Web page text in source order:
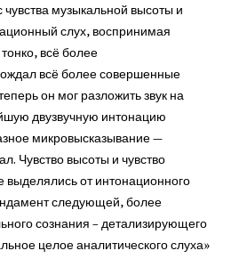
музыкальной высоты и
слух, воспринимая
всё более
всё более совершенные
он мог разложить звук на
двузвучную интонацию
микровысказывание —
Чувство высоты и чувство
выделялись от интонационного
следующей, более
сознания – детализирующего
целое аналитического слуха»